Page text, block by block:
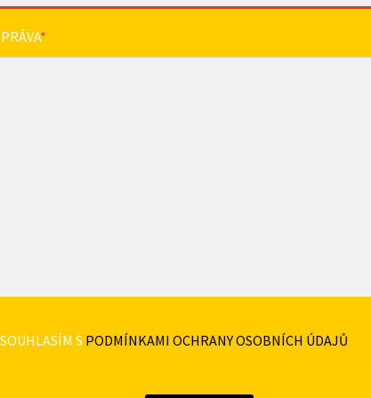
*
SOUHLASÍM S PODMÍNKAMI OCHRANY OSOBNÍCH ÚDAJŮ